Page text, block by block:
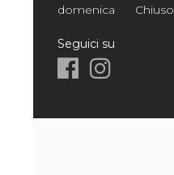
domenica
Chiuso
Seguici su